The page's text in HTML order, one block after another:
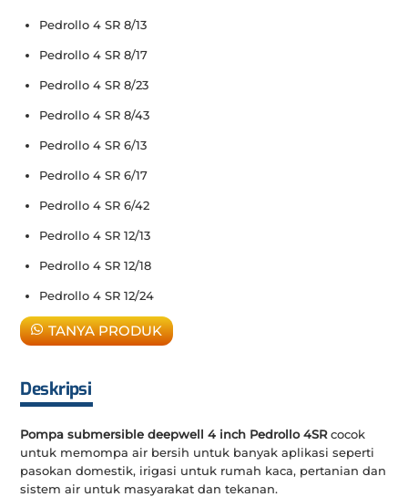
Pedrollo 4 SR 8/13
Pedrollo 4 SR 8/17
Pedrollo 4 SR 8/23
Pedrollo 4 SR 8/43
Pedrollo 4 SR 6/13
Pedrollo 4 SR 6/17
Pedrollo 4 SR 6/42
Pedrollo 4 SR 12/13
Pedrollo 4 SR 12/18
Pedrollo 4 SR 12/24
TANYA PRODUK
Deskripsi
Pompa submersible deepwell 4 inch Pedrollo 4SRcocok
untuk memompa air bersih untuk banyak aplikasi seperti
pasokan domestik, irigasi untuk rumah kaca, pertanian dan
sistem air untuk masyarakat dan tekanan.